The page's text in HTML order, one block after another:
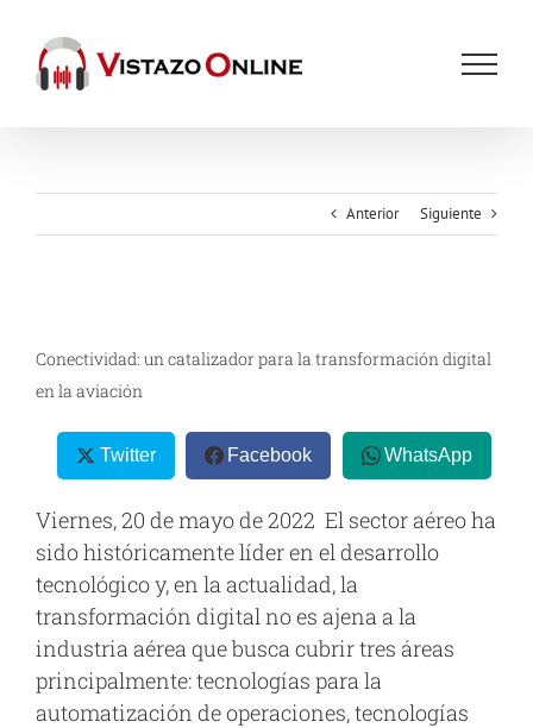
contenido
Anterior Siguiente
más
grande
Conectividad: un catalizador para la transformación digital
en la aviación
Twitter Facebook WhatsApp
Viernes, 20 de mayo de 2022 El sector aéreo ha
sido históricamente líder en el desarrollo
tecnológico y, en la actualidad, la
transformación digital no es ajena a la
industria aérea que busca cubrir tres áreas
principalmente: tecnologías para la
automatización de operaciones, tecnologías